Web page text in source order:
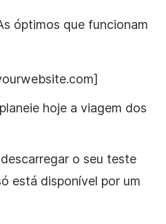
óptimos que funcionam
hoje a viagem dos
o seu teste
está disponível por um